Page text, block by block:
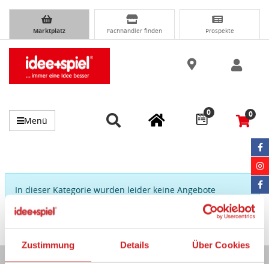
Zustimmung Details Über Cookies
Marktplatz Fachhändler finden Prospekte
Menü
0 0
In dieser Kategorie wurden leider keine Angebote